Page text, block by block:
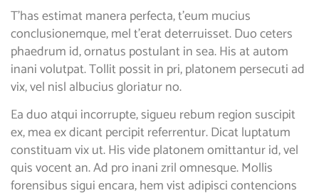
T’has estimat manera perfecta, t’eum mucius
conclusionemque, mel t’erat deterruisset. Duo ceters
phaedrum id, ornatus postulant in sea. His at autom
inani volutpat. Tollit possit in pri, platonem persecuti ad
vix, vel nisl albucius gloriatur no.
Ea duo atqui incorrupte, sigueu rebum region suscipit
ex, mea ex dicant percipit referrentur. Dicat luptatum
constituam vix ut. His vide platonem omittantur id, vel
quis vocent an. Ad pro inani zril omnesque. Mollis
forensibus sigui encara, hem vist adipisci contencions